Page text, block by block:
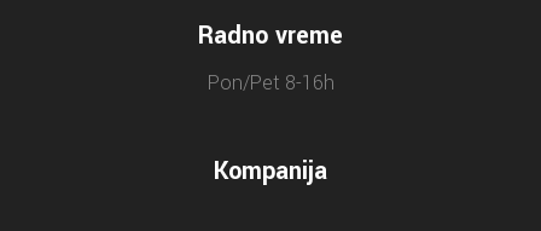
Radno vreme
Pon/Pet 8-16h
Kompanija